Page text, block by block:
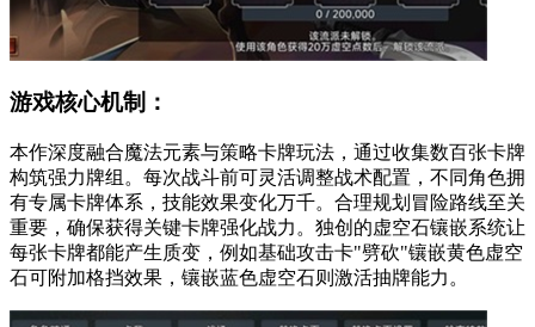
游戏核心机制：
本作深度融合魔法元素与策略卡牌玩法，通过收集数百张卡牌
构筑强力牌组。每次战斗前可灵活调整战术配置，不同角色拥
有专属卡牌体系，技能效果变化万千。合理规划冒险路线至关
重要，确保获得关键卡牌强化战力。独创的虚空石镶嵌系统让
每张卡牌都能产生质变，例如基础攻击卡"劈砍"镶嵌黄色虚空
石可附加格挡效果，镶嵌蓝色虚空石则激活抽牌能力。